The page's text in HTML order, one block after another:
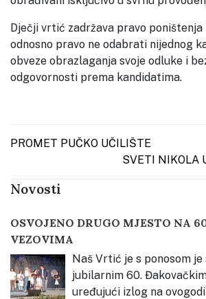
Dječji vrtić zadržava pravo poništenja
odnosno pravo ne odabrati nijednog
obveze obrazlaganja svoje odluke i
odgovornosti prema kandidatima.
Post navigation
PROMET PUČKO UČILIŠTE
SVETI NIKOLA
Novosti
OSVOJENO DRUGO MJESTO NA
VEZOVIMA
Naš Vrtić je s ponosom je
jubilarnim 60.
uređujući izlog na